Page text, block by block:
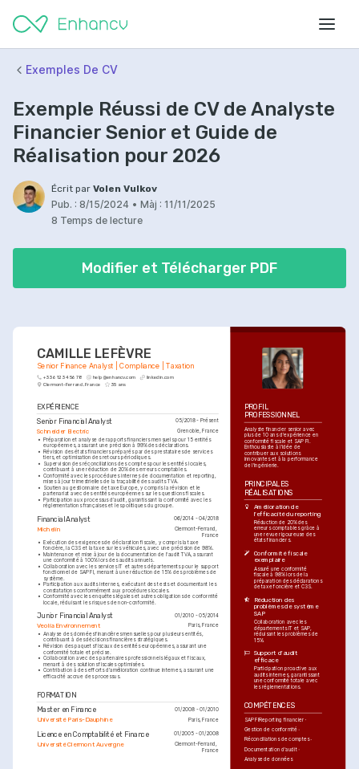
Exemples De CV
Exemple Réussi de CV de Analyste
Financier Senior et Guide de
Réalisation pour 2026
Écrit par Volen Vulkov
Pub. : 8/15/2024 • Màj : 11/11/2025
8 Temps de lecture
Modifier et Télécharger PDF
CAMILLE LEFÈVRE
Senior Finance Analyst | Compliance | Taxation
+33 6 12 34 56 78 help@enhancv.com linkedin.com
Clermont-Ferrand, France 35 ans
EXPÉRIENCE
Senior Financial Analyst 05/2018 - Présent
Schneider Electric Grenoble, France
• Préparation et analyse de rapports financiers mensuels pour 15 entités
européennes, assurant une précision à 99% des déclarations.
• Révision des états financiers préparés par des prestataires de services
tiers, et optimisation des retours périodiques.
•
Supervision des réconciliations des comptes pour les entités locales,
contribuant à une réduction de 20% des erreurs comptables.
• Conformité avec les procédures internes de documentation et reporting,
mises à jour trimestrielles de la traçabilité des audits TVA.
•
Soutien au gestionnaire de taxe Europe, y compris la révision et le
partenariat avec des entités européennes sur les questions fiscales.
• Participation aux processus d’audit, garantissant la conformité avec les
réglementations françaises et les politiques du groupe.
Financial Analyst 06/2014 - 04/2018
Michelin
Clermont-Ferrand,
France
• Exécution des exigences de déclaration fiscale, y compris la taxe
foncière, la C3S et la taxe sur les véhicules, avec une précision de 98%.
• Maintenance et mise à jour de la documentation de l'audit TVA, assurant
une conformité à 100% lors des audits annuels.
• Collaboration avec les services IT et autres départements pour le support
fonctionnel de SAP FI, menant à une réduction de 15% des problèmes de
système.
• Participation aux audits internes, exécutant des tests et documentant les
constatations conformément aux procédures locales.
• Conformité avec les enquêtes légales et autres obligations de conformité
locale, réduisant les risques de non-conformité.
Junior Financial Analyst 01/2010 - 05/2014
Veolia Environnement
Paris, France
• Analyse des données financières mensuelles pour plusieurs entités,
contribuant à des décisions financières stratégiques.
• Révision des paquets fiscaux des entités européennes, assurant une
conformité totale et précise.
• Collaboration avec des partenaires professionnels légaux et fiscaux,
menant à des solutions fiscales optimisées.
• Contribution à des efforts d'amélioration continue internes, assurant une
efficacité accrue des processus.
FORMATION
Master en Finance
01/2008 - 01/2010
Université Paris-Dauphine Paris, France
Licence en Comptabilité et Finance 01/2005 - 01/2008
Université Clermont Auvergne
Clermont-Ferrand,
France
PROFIL
PROFESSIONNEL
Analyste financier senior avec
plus de 10 ans d'expérience en
conformité fiscale et SAP FI.
Enthousiaste à l'idée de
contribuer aux solutions
innovantes et à la performance
de l'ingénierie.
PRINCIPALES
RÉALISATIONS
Amélioration de
l'efficacité du reporting
Réduction de 20% des
erreurs comptables grâce à
une revue rigoureuse des
états financiers.
Conformité fiscale
exemplaire
Assuré une conformité
fiscale à 98% lors de la
préparation des déclarations
de taxe foncière et C3S.
Réduction des
problèmes de système
SAP
Collaboration avec les
départements IT et SAP,
réduisant les problèmes de
15%.
Support d'audit
efficace
Participation proactive aux
audits internes, garantissant
une conformité totale avec
les réglementations.
COMPÉTENCES
SAP FIReporting financier
Gestion de conformité
Réconciliations de comptes
Documentation d'audit
Analyse de données